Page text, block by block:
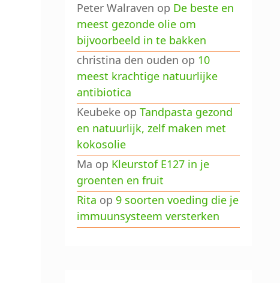
Peter Walraven op De beste en
meest gezonde olie om
bijvoorbeeld in te bakken
christina den ouden op 10
meest krachtige natuurlijke
antibiotica
Keubekeop Tandpasta gezond
en natuurlijk, zelf maken met
kokosolie
Ma op Kleurstof E127 in je
groenten en fruit
Rita op 9 soorten voeding die je
immuunsysteem versterken